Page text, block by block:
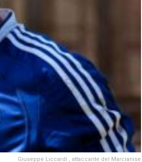
Giuseppe Liccardi , attaccante del Marcianise